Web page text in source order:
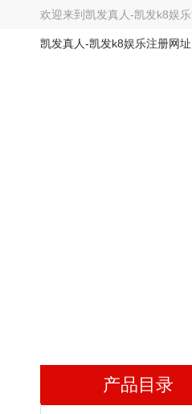
欢迎来到 凯发真人-凯发k8娱
凯发真人-凯发k8娱乐注册网址
产品目录